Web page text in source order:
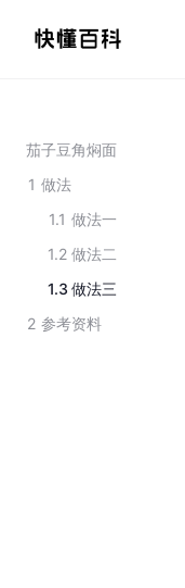
茄子豆角焖面
1 做法
1.1 做法一
1.2 做法二
1.3 做法三
2 参考资料